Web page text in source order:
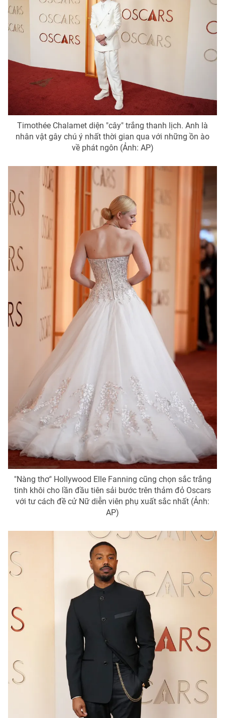
Timothée Chalamet diện "cây" trắng thanh lịch. Anh là
nhân vật gây chú ý nhất thời gian qua với những ồn ào
về phát ngôn (Ảnh: AP)
"Nàng thơ" Hollywood Elle Fanning cũng chọn sắc trắng
tinh khôi cho lần đầu tiên sải bước trên thảm đỏ Oscars
với tư cách đề cử Nữ diễn viên phụ xuất sắc nhất (Ảnh:
AP)